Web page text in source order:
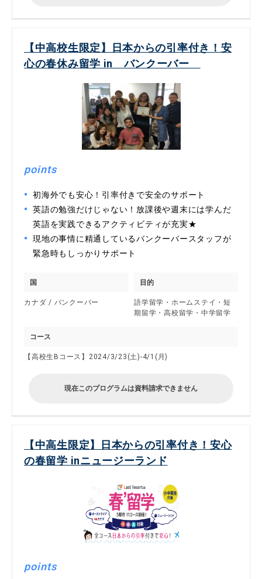
【中高校生限定】日本からの引率付き！安
心の春休み留学 in バンクーバー
points
初海外でも安心！引率付きで安全のサポート
英語の勉強だけじゃない！放課後や週末には学んだ
英語を実践できるアクティビティが充実★
現地の事情に精通しているバンクーバースタッフが
緊急時もしっかりサポート
国
カナダ / バンクーバー
目的
語学留学・ホームステイ・短
期留学・高校留学・中学留学
コース
【高校生Bコース】2024/3/23(土)-4/1(月)
現在このプログラムは資料請求できません
【中高生限定】日本からの引率付き！安心
の春留学 inニュージーランド
points